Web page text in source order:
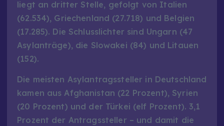
liegt an dritter Stelle, gefolgt von Italien
(62.534), Griechenland (27.718) und Belgien
(17.285). Die Schlusslichter sind Ungarn (47
Asylanträge), die Slowakei (84) und Litauen
(152).
Die meisten Asylantragssteller in Deutschland
kamen aus Afghanistan (22 Prozent), Syrien
(20 Prozent) und der Türkei (elf Prozent). 3,1
Prozent der Antragssteller – und damit die